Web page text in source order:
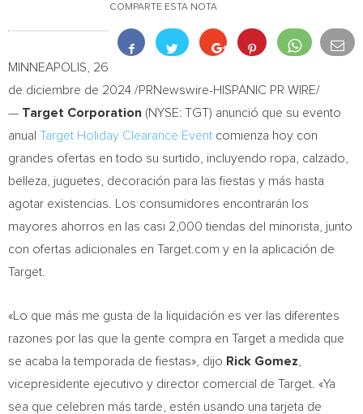
COMPARTE ESTA NOTA
MINNEAPOLIS
26
de diciembre de 2024 /PRNewswire-HISPANIC PR WIRE/
— Target Corporation (NYSE: TGT) anunció que su evento
anual Target Holiday Clearance Event comienza hoy con
grandes ofertas en todo su surtido, incluyendo ropa, calzado,
belleza, juguetes, decoración para las fiestas y más hasta
agotar existencias. Los consumidores encontrarán los
mayores ahorros en las casi 2,000 tiendas del minorista, junto
con ofertas adicionales en Target.com y en la aplicación de
Target.
«Lo que más me gusta de la liquidación es ver las diferentes
razones por las que la gente compra en Target a medida que
se acaba la temporada de fiestas», dijo Rick Gomez
vicepresidente ejecutivo y director comercial de Target. «Ya
sea que celebren más tarde, estén usando una tarjeta de